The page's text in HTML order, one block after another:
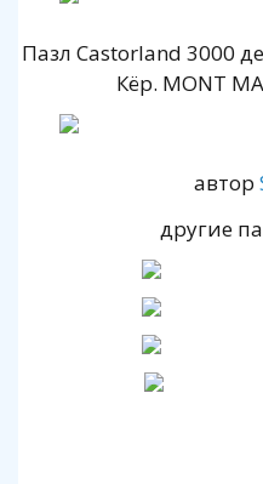
Пазл Castorland 3000
Кёр. MONT
автор
другие